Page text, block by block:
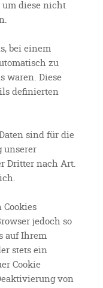
um diese nicht
bei einem
zu
waren. Diese
definierten
sind für die
unserer
Dritter nach Art.
Cookies
jedoch so
auf Ihrem
stets ein
Cookie
von